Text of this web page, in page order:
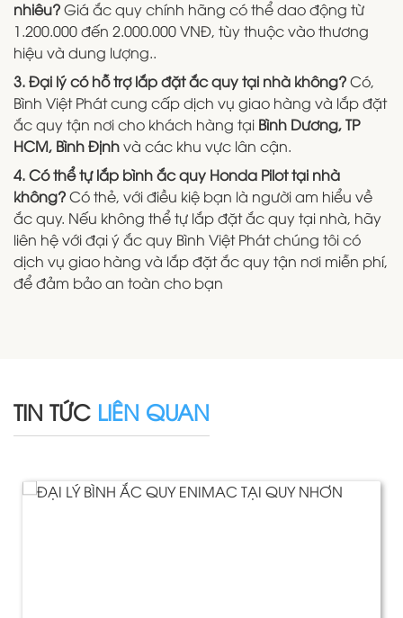
nhiêu?Giá ắc quy chính hãng có thể dao động từ
1.200.000 đến 2.000.000 VNĐ, tùy thuộc vào thương
hiệu và dung lượng..
3. Đại lý có hỗ trợ lắp đặt ắc quy tại nhà không?Có,
Bình Việt Phát cung cấp dịch vụ giao hàng và lắp đặt
ắc quy tận nơi cho khách hàng tại Bình Dương, TP
HCM, Bình Địnhvà các khu vực lân cận.
4. Có thể tự lắp bình ắc quy Honda Pilot tại nhà
không?Có thẻ, với điều kiệ bạn là người am hiểu về
ắc quy. Nếu không thể tự lắp đặt ắc quy tại nhà, hãy
liên hệ với đại ý ắc quy Bình Việt Phát chúng tôi có
dịch vụ giao hàng và lắp đặt ắc quy tận nơi miễn phí,
để đảm bảo an toàn cho bạn
TIN TỨC LIÊN QUAN